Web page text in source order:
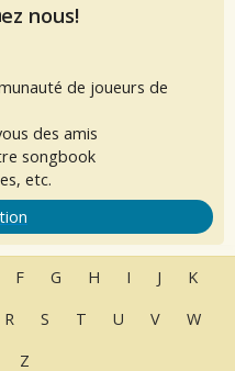
nous!
de joueurs de
des amis
songbook
etc.
F G H I J
K
R S T U V
W
Z